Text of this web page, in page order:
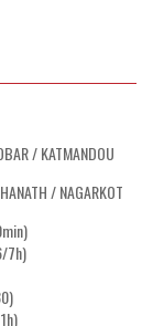
/ KATMANDOU
/ NAGARKOT
7h)